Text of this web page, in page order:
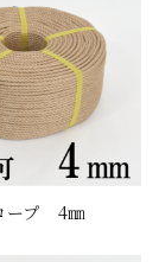
ープ 4㎜